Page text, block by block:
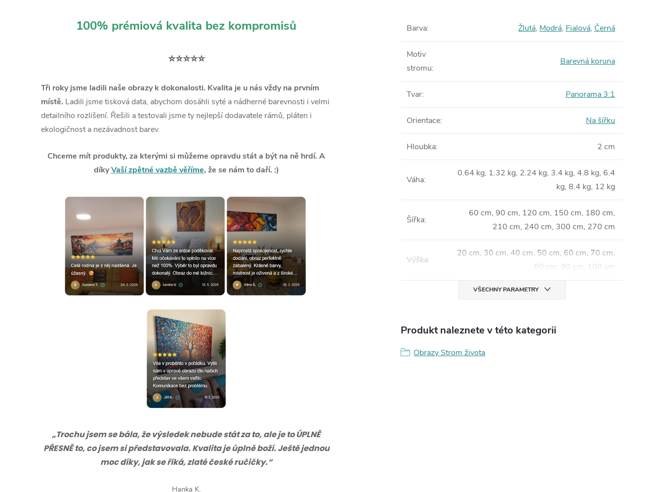
100% prémiová kvalita bez kompromisů
⭐⭐⭐⭐⭐
Tři roky jsme ladili naše obrazy k dokonalosti. Kvalita je u nás vždy na prvním
místě. Ladili jsme tisková data, abychom dosáhli syté a nádherné barevnosti i velmi
detailního rozlišení. Řešili a testovali jsme ty nejlepší dodavatele rámů, pláten i
ekologičnost a nezávadnost barev.
Chceme mít produkty, za kterými si můžeme opravdu stát a být na ně hrdí. A
díkyVaší zpětné vazbě věříme, že se nám to daří. :)
„Trochu jsem se bála, že výsledek nebude stát za to, ale je to ÚPLNĚ
PŘESNĚ to, co jsem si představovala. Kvalita je úplně boží. Ještě jednou
moc díky, jak se říká, zlaté české ručičky.“
Hanka K.
Barva: Žlutá, Modrá, Fialová, Černá
Motiv
stromu:
Barevná koruna
Tvar: Panorama 3:1
Orientace: Na šířku
Hloubka: 2 cm
Váha:
0.64 kg, 1.32 kg, 2.24 kg, 3.4 kg, 4.8 kg, 6.4
kg, 8.4 kg, 12 kg
Šířka:
60 cm, 90 cm, 120 cm, 150 cm, 180 cm,
210 cm, 240 cm, 300 cm, 270 cm
Výška:
20 cm, 30 cm, 40 cm, 50 cm, 60 cm, 70 cm,
80 cm, 90 cm, 100 cm
VŠECHNY PARAMETRY
Produkt naleznete v této kategorii
Obrazy Strom života